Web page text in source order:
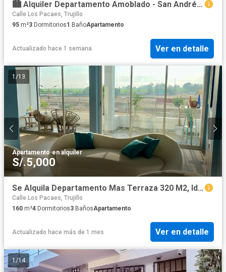
🏙️ Alquiler Departamento Amoblado - San Andrés V Etapa 🏙️
Calle Los Pacaes, Trujillo
95 m²3 Dormitorios1 BañoApartamento
Actualizado hace 1 semana Ver en detalle
1 /13
Apartamento·en alquiler
S/.5,000
Se Alquila Departamento Mas Terraza 320 M2, Ideal Para Empresa U Oficinas Administrativas, Frente Al Mall Plaza✨
Calle Los Pacaes, Trujillo
160 m²4 Dormitorios3 BañosApartamento
Actualizado hace más de 1 mes Ver en detalle
1/14